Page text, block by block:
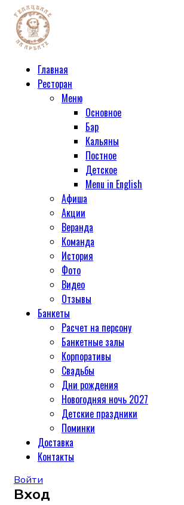
Главная
Ресторан
Меню
Основное
Бар
Кальяны
Постное
Детское
Menu in English
Афиша
Акции
Веранда
Команда
История
Фото
Видео
Отзывы
Банкеты
Расчет на персону
Банкетные залы
Корпоративы
Свадьбы
Дни рождения
Новогодняя ночь 2027
Детские праздники
Поминки
Доставка
Контакты
Войти
Вход